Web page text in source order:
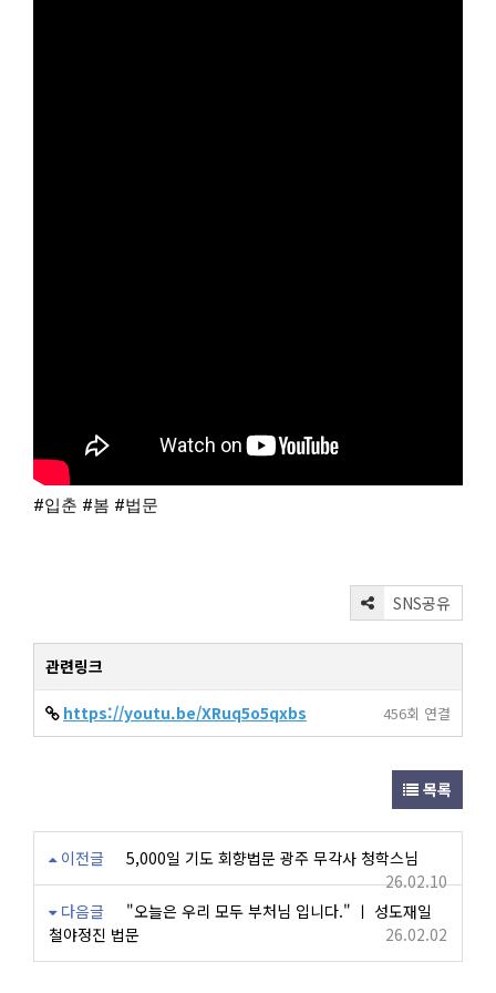
#입춘 #봄 #법문
SNS공유
관련링크
https://youtu.be/XRuq5o5qxbs 456회 연결
목록
이전글
5,000일 기도 회향법문 광주 무각사 청학스님
26.02.10
다음글
"오늘은 우리 모두 부처님 입니다." ㅣ 성도재일
철야정진 법문
26.02.02